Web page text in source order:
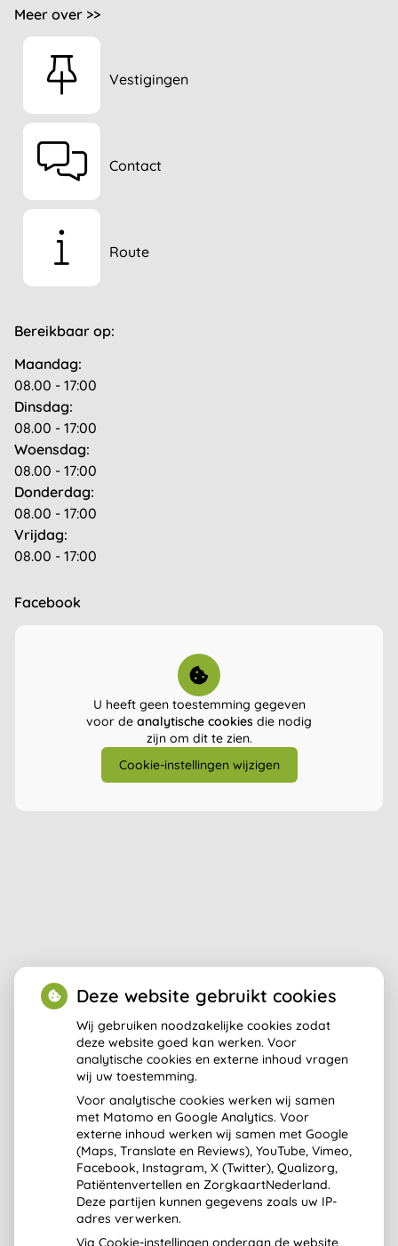
Meer over >>
Vestigingen
Contact
Route
Bereikbaar op:
Maandag:
08.00 - 17:00
Dinsdag:
08.00 - 17:00
Woensdag:
08.00 - 17:00
Donderdag:
08.00 - 17:00
Vrijdag:
08.00 - 17:00
Facebook
U heeft geen toestemming gegeven
voor de analytische cookies die nodig
zijn om dit te zien.
Cookie-instellingen wijzigen
Aangesloten bij:
Deze website gebruikt cookies
Wij gebruiken noodzakelijke cookies zodat
deze website goed kan werken. Voor
analytische cookies en externe inhoud vragen
wij uw toestemming.
Voor analytische cookies werken wij samen
met Matomo en Google Analytics. Voor
externe inhoud werken wij samen met Google
(Maps, Translate en Reviews), YouTube, Vimeo,
Facebook, Instagram, X (Twitter), Qualizorg,
Patiëntenvertellen en ZorgkaartNederland.
Deze partijen kunnen gegevens zoals uw IP-
adres verwerken.
Via Cookie-instellingen onderaan de website